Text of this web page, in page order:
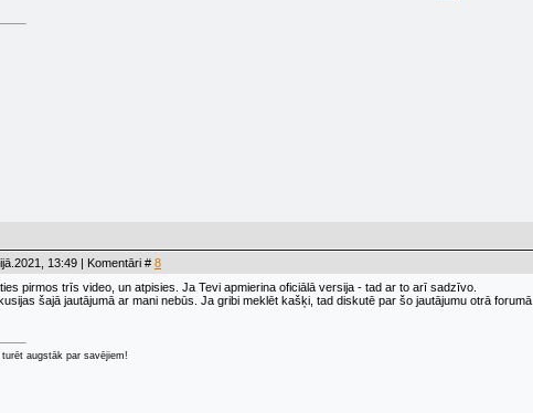
13:49 | Komentāri # 8
pirmos trīs video, un atpisies. Ja Tevi apmierina oficiālā versija - tad ar to arī sadzīvo.
šajā jautājumā ar mani nebūs. Ja gribi meklēt kašķi, tad diskutē par šo jautājumu otrā forumā.
augstāk par savējiem!